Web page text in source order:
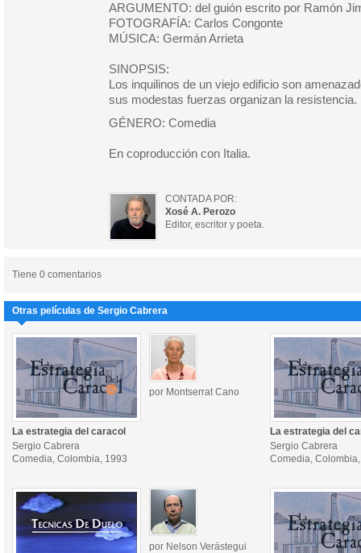
ARGUMENTO: del guión escrito por Ramón
FOTOGRAFÍA: Carlos Congonte
MÚSICA: Germán Arrieta
SINOPSIS:
Los inquilinos de un viejo edificio son
sus modestas fuerzas organizan la resistencia.
GÉNERO: Comedia
En coproducción con Italia.
CONTADA POR:
Xosé A. Perozo
Editor, escritor y poeta.
Tiene 0 comentarios
Otras películas de Sergio Cabrera
por Montserrat Cano
La estrategia del caracol
Sergio Cabrera
Comedia, Colombia, 1993
La estrategia del
Sergio Cabrera
Comedia,
por Nelson Verástegui